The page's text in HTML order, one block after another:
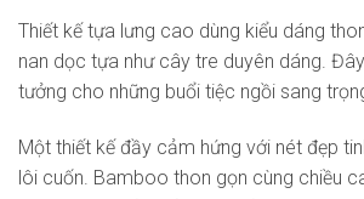
Thiết kế tựa lưng cao dùng kiểu dáng
nan dọc tựa như cây tre duyên dáng.
tưởng cho những buổi tiệc ngồi sang
Một thiết kế đầy cảm hứng với nét đẹp
lôi cuốn. Bamboo thon gọn cùng chiều